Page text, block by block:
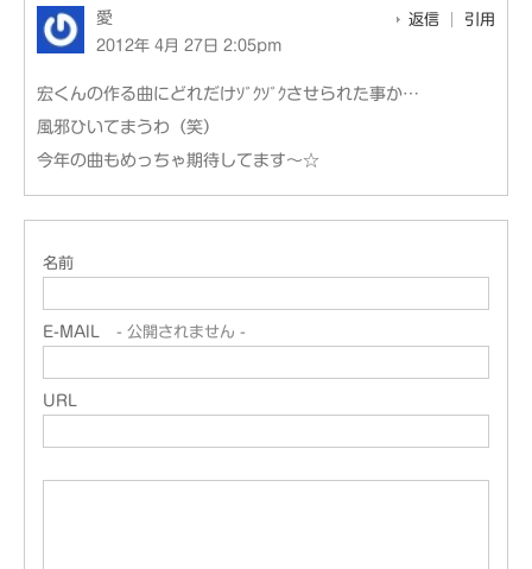
愛
2012年 4月 27日 2:05pm
返信 引用
宏くんの作る曲にどれだけｿﾞｸｿﾞｸさせられた事か…
風邪ひいてまうわ（笑）
今年の曲もめっちゃ期待してます～☆
名前
E-MAIL - 公開されません -
URL